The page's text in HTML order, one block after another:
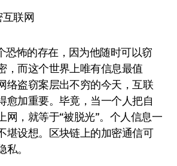
联网
恐怖的存在，因为他随时可以窃
，而这个世界上唯有信息最值
络盗窃案层出不穷的今天，互联
愈加重要。毕竟，当一个人把自
网，就等于“被脱光”。个人信息一
堪设想。区块链上的加密通信可
。